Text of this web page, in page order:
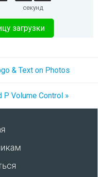
секунд
загрузки
& Text on Photos
Volume Control »